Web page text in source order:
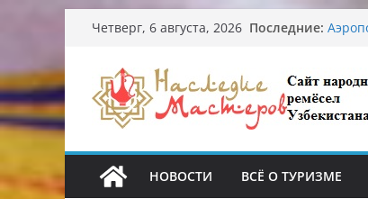
Перейти
содержимому
Четверг, 6 августа, 2026 Последние:
От
НОВОСТИ ВСЁ О ТУРИЗМЕ